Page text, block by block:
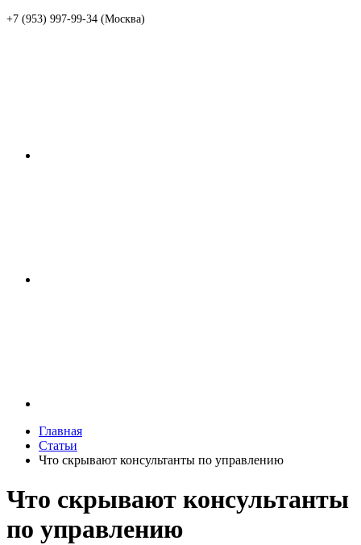
+7 (953) 997-99-34 (Москва)
Главная
Статьи
Что скрывают консультанты по управлению
Что скрывают консультанты
по управлению